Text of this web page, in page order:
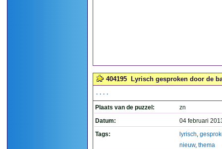
404195 Lyrisch gesproken door de
....
Plaats van de puzzel:
zn
Datum:
04 februari
Tags:
lyrisch,
nieuw, thema